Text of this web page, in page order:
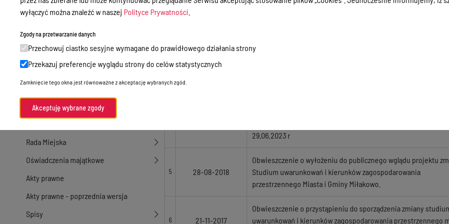
Przetargi
Ogłoszenia
Petycje
Nabór
Dyżury Aptek w Powiecie Ostródzkim
Komunikacja publiczna
Rada Miejska
Oświadczenia majątkowe
Akty prawne
Akty prawne - poprzednia wersja
Spisy
2
3 08-12-2023
Ogłoszenie o wyłożeniu Studium uwarunkowań i kierunków
29.06.2023 r
5 28-08-2018
Obwieszczenie o wyłożeniu do publicznego wglądu projektu
Studium uwarunkowań i kierunków zagospodarowania
przestrzennego Miasta i Gminy Miłakowo.
6 21-11-2017
Obwieszczenie o przystąpieniu do sporządzenia zmiany
uwarunkowań i kierunków zagospodarowania przestrzennego
wyłączyć można znaleźć w naszej Polityce Prywatności
Zgody na przetwarzanie danych
Przechowuj ciastko sesyjne wymagane do prawidłowego działania strony
Przekazuj preferencje wyglądu strony do celów statystycznych
Zamknięcie tego okna jest równoważne z akceptację wybranych zgód.
Akceptuję wybrane zgody